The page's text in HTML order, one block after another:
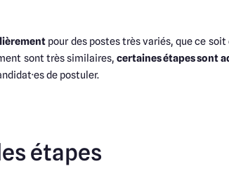
pour des postes très variés, que ce
sont très similaires,certaines étapes sont
de postuler.
étapes